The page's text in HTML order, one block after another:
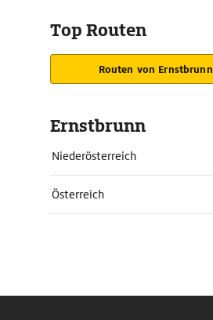
Top Routen
Routen von Ernstbrunn
Ernstbrunn
Niederösterreich
Österreich